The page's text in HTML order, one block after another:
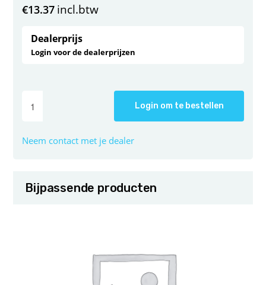
€13.37 incl.btw
Dealerprijs
Login voor de dealerprijzen
Login om te bestellen
Neem contact met je dealer
Bijpassende producten